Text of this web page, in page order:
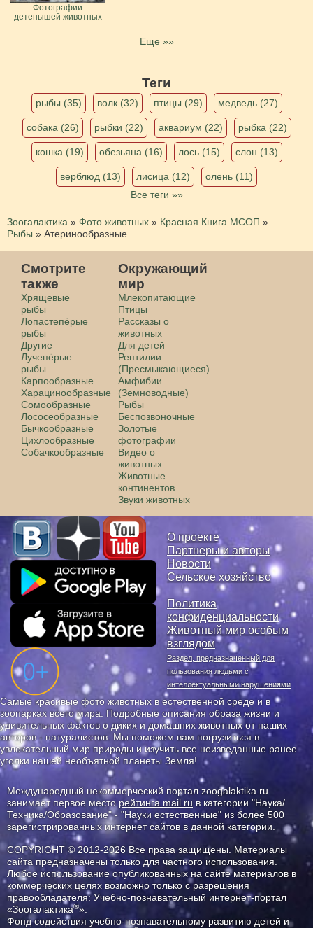
Фотографии
детенышей животных
Еще »»
Теги
рыбы (35) волк (32) птицы (29) медведь (27)
собака (26) рыбки (22) аквариум (22) рыбка (22)
кошка (19) обезьяна (16) лось (15) слон (13)
верблюд (13) лисица (12)
олень (11)
Все теги »»
Зоогалактика » Фото животных » Красная Книга МСОП »
Рыбы » Атеринообразные
Смотрите
также
Хрящевые
рыбы
Лопастепёрые
рыбы
Другие
Лучепёрые
рыбы
Карпообразные
Харацинообразные
Сомообразные
Лососеобразные
Бычкообразные
Цихлообразные
Собачкообразные
Окружающий
мир
Млекопитающие
Птицы
Рассказы о
животных
Для детей
Рептилии
(Пресмыкающиеся)
Амфибии
(Земноводные)
Рыбы
Беспозвоночные
Золотые
фотографии
Видео о
животных
Животные
континентов
Звуки животных
О проекте
Партнеры и авторы
Новости
Сельское хозяйство
Политика
конфиденциальности
Животный мир особым
взглядом
Раздел, предназначенный для
пользования людьми с
интеллектуальными нарушениями
Самые красивые фото животных в естественной среде и в
зоопарках всего мира. Подробные описания образа жизни и
удивительных фактов о диких и домашних животных от наших
авторов - натуралистов. Мы поможем вам погрузиться в
увлекательный мир природы и изучить все неизведанные ранее
уголки нашей необъятной планеты Земля!
Международный некоммерческий портал zoogalaktika.ru
занимает первое месторейтинга mail.ru в категории "Наука/
Техника/Образование" - "Науки естественные" из более 500
зарегистрированных интернет сайтов в данной категории.
COPYRIGHT © 2012-2026 Все права защищены. Материалы
сайта предназначены только для частного использования.
Любое использование опубликованных на сайте материалов в
коммерческих целях возможно только с разрешения
правообладателя: Учебно-познавательный интернет-портал
«Зоогалактика®».
Фонд содействия учебно-познавательному развитию детей и